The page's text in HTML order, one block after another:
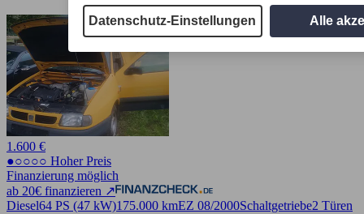
Datenschutz-Einstellungen Alle
1.600 €
●○○○○ Hoher Preis
Finanzierung möglich
ab 20€ finanzieren ↗
Diesel64 PS (47 kW)175.000 kmEZ 08/2000Schaltgetriebe2 Türen